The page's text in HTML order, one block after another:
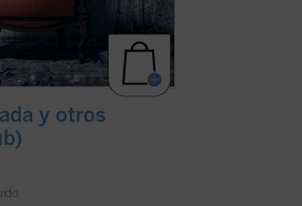
y otros